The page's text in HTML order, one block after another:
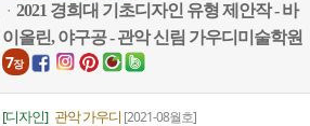
ㆍ 2021 경희대 기초디자인 유형 제안작 - 바
이올린, 야구공 - 관악 신림 가우디미술학원
7장
[디자인] 관악 가우디 [2021-08월호]